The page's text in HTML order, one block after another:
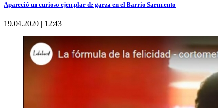
Apareció un curioso ejemplar de garza en el Barrio Sarmiento
19.04.2020 | 12:43